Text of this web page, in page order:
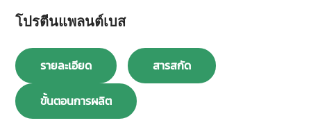
โปรตีนแพลนต์เบส
รายละเอียด สารสกัด
ขั้นตอนการผลิต